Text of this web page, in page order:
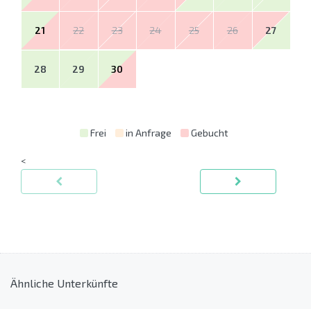
21 22 23 24 25 26 27
28 29 30
Frei in Anfrage Gebucht
<
Ähnliche Unterkünfte